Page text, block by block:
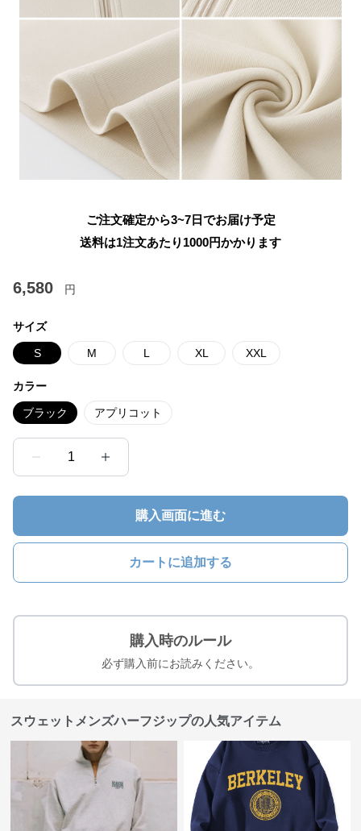
ご注文確定から3~7日でお届け予定
送料は1注文あたり 1000円かかります
6,580 円
サイズ
S M L XL XXL
カラー
ブラック アプリコット
1
購入画面に進む
カートに追加する
購入時のルール
必ず購入前にお読みください。
スウェットメンズハーフジップの人気アイテム